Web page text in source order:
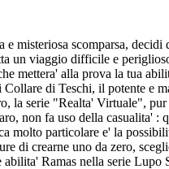
e misteriosa scomparsa,
un viaggio difficile e
mettera' alla prova la tua
di Teschi, il potente e
la serie "Realta' Virtuale",
non fa uso della casualita' :
molto particolare e' la
di crearne uno da zero,
abilita' Ramas nella serie Lupo